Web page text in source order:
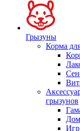
Грызуны
Корма
грызунов